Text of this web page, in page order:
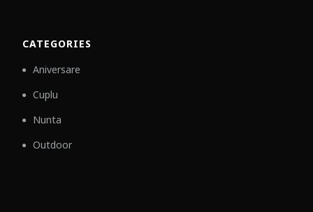
CATEGORIES
Aniversare
Cuplu
Nunta
Outdoor